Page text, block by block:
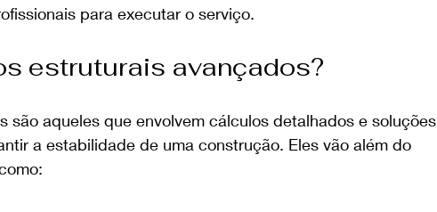
para executar o serviço.
estruturais avançados?
são aqueles que envolvem cálculos detalhados e soluções
a estabilidade de uma construção. Eles vão além do